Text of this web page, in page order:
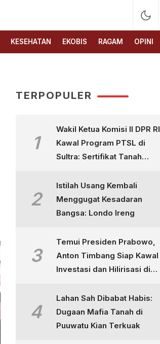
KESEHATAN EKOBIS RAGAM OPINI
TERPOPULER
1
Wakil Ketua Komisi II DPR RI
Kawal Program PTSL di
Sultra: Sertifikat Tanah
Kertas
2
Istilah Usang Kembali
Menggugat Kesadaran
Bangsa: Londo Ireng
3
Temui Presiden Prabowo,
Anton Timbang Siap Kawal
Investasi dan Hilirisasi di
4
Lahan Sah Dibabat Habis:
Dugaan Mafia Tanah di
Puuwatu Kian Terkuak